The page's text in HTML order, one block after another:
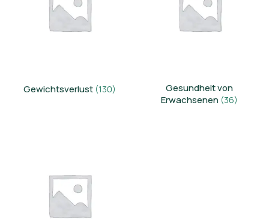
Gewichtsverlust (130)
Gesundheit von
Erwachsenen (36)